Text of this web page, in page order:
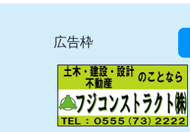
広告枠